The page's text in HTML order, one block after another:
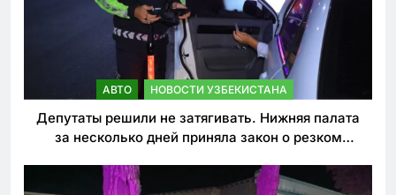
АВТО НОВОСТИ УЗБЕКИСТАНА
Депутаты решили не затягивать. Нижняя палата
за несколько дней приняла закон о резком